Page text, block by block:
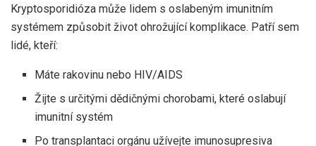
Kryptosporidióza může lidem s oslabeným imunitním
systémem způsobit život ohrožující komplikace. Patří sem
lidé, kteří:
Máte rakovinu nebo HIV/AIDS
Žijte s určitými dědičnými chorobami, které oslabují
imunitní systém
Po transplantaci orgánu užívejte imunosupresiva